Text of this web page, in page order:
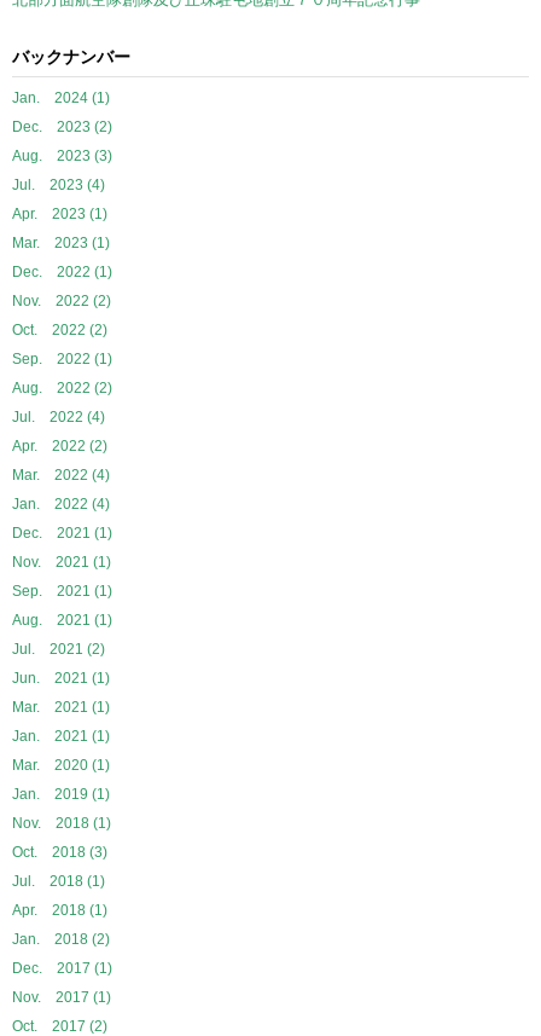
バックナンバー
Jan. 2024 (1)
Dec. 2023 (2)
Aug. 2023 (3)
Jul. 2023 (4)
Apr. 2023 (1)
Mar. 2023 (1)
Dec. 2022 (1)
Nov. 2022 (2)
Oct. 2022 (2)
Sep. 2022 (1)
Aug. 2022 (2)
Jul. 2022 (4)
Apr. 2022 (2)
Mar. 2022 (4)
Jan. 2022 (4)
Dec. 2021 (1)
Nov. 2021 (1)
Sep. 2021 (1)
Aug. 2021 (1)
Jul. 2021 (2)
Jun. 2021 (1)
Mar. 2021 (1)
Jan. 2021 (1)
Mar. 2020 (1)
Jan. 2019 (1)
Nov. 2018 (1)
Oct. 2018 (3)
Jul. 2018 (1)
Apr. 2018 (1)
Jan. 2018 (2)
Dec. 2017 (1)
Nov. 2017 (1)
Oct. 2017 (2)